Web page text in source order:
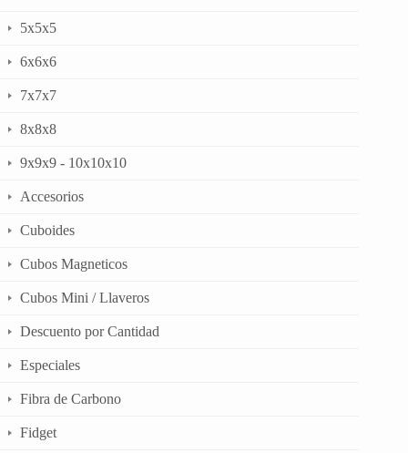
5x5x5
6x6x6
7x7x7
8x8x8
9x9x9 - 10x10x10
Accesorios
Cuboides
Cubos Magneticos
Cubos Mini / Llaveros
Descuento por Cantidad
Especiales
Fibra de Carbono
Fidget